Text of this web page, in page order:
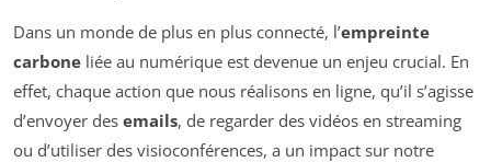
Dans un monde de plus en plus connecté, l’empreinte
carbone liée au numérique est devenue un enjeu crucial. En
effet, chaque action que nous réalisons en ligne, qu’il s’agisse
d’envoyer des emails, de regarder des vidéos en streaming
ou d’utiliser des visioconférences, a un impact sur notre